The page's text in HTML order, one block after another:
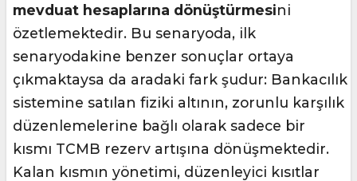
mevduat hesaplarına dönüştürmesini
özetlemektedir. Bu senaryoda, ilk
senaryodakine benzer sonuçlar ortaya
çıkmaktaysa da aradaki fark şudur: Bankacılık
sistemine satılan fiziki altının, zorunlu karşılık
düzenlemelerine bağlı olarak sadece bir
kısmı TCMB rezerv artışına dönüşmektedir.
Kalan kısmın yönetimi, düzenleyici kısıtlar